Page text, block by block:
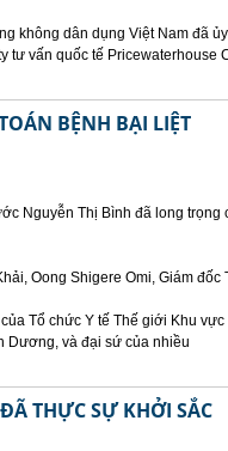
không dân dụng Việt Nam đã
tư vấn quốc tế Pricewaterhouse
BỆNH BẠI LIỆT
Nguyễn Thị Bình đã long trọng
Oong Shigere Omi, Giám đốc
Tổ chức Y tế Thế giới Khu
Dương, và đại sứ của nhiều
THỰC SỰ KHỞI SẮC